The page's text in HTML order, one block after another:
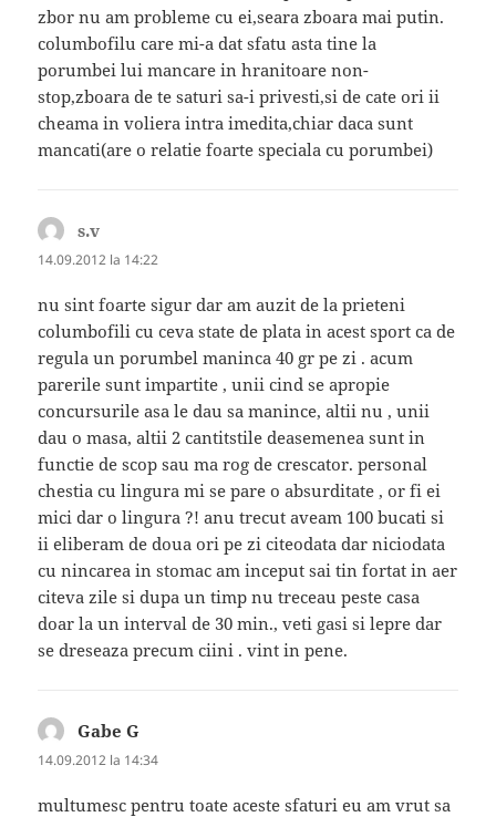
zbor nu am probleme cu ei,seara zboara mai putin.
columbofilu care mi-a dat sfatu asta tine la
porumbei lui mancare in hranitoare non-
stop,zboara de te saturi sa-i privesti,si de cate ori ii
cheama in voliera intra imedita,chiar daca sunt
mancati(are o relatie foarte speciala cu porumbei)
s.v
14.09.2012 la 14:22
nu sint foarte sigur dar am auzit de la prieteni
columbofili cu ceva state de plata in acest sport ca de
regula un porumbel maninca 40 gr pe zi . acum
parerile sunt impartite , unii cind se apropie
concursurile asa le dau sa manince, altii nu , unii
dau o masa, altii 2 cantitstile deasemenea sunt in
functie de scop sau ma rog de crescator. personal
chestia cu lingura mi se pare o absurditate , or fi ei
mici dar o lingura ?! anu trecut aveam 100 bucati si
ii eliberam de doua ori pe zi citeodata dar niciodata
cu nincarea in stomac am inceput sai tin fortat in aer
citeva zile si dupa un timp nu treceau peste casa
doar la un interval de 30 min., veti gasi si lepre dar
se dreseaza precum ciini . vint in pene.
Gabe G
14.09.2012 la 14:34
multumesc pentru toate aceste sfaturi eu am vrut sa